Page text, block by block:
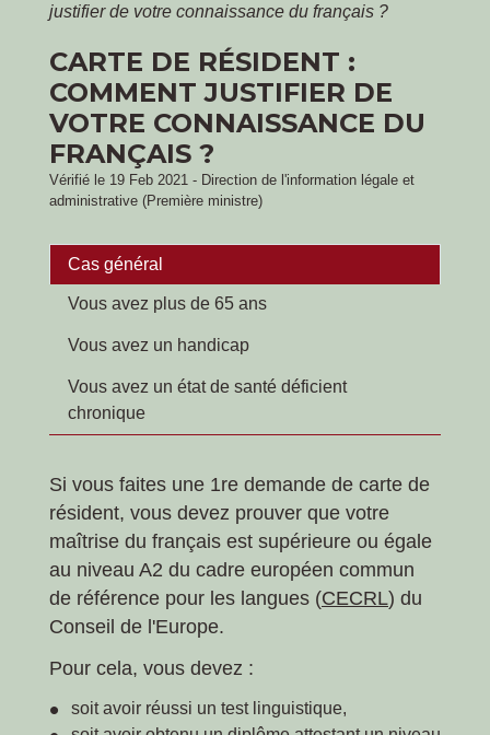
justifier de votre connaissance du français ?
CARTE DE RÉSIDENT :
COMMENT JUSTIFIER DE
VOTRE CONNAISSANCE DU
FRANÇAIS ?
Vérifié le 19 Feb 2021 - Direction de l'information légale et
administrative (Première ministre)
Cas général
Vous avez plus de 65 ans
Vous avez un handicap
Vous avez un état de santé déficient
chronique
Si vous faites une 1re demande de carte de
résident, vous devez prouver que votre
maîtrise du français est supérieure ou égale
au niveau A2 du cadre européen commun
de référence pour les langues (CECRL) du
Conseil de l'Europe.
Pour cela, vous devez :
soit avoir réussi un test linguistique,